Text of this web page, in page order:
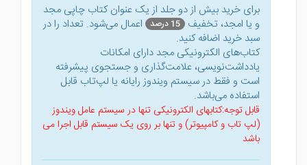
برای خرید بیش از دو جلد از یک عنوان کتاب‌ چاپی مجد
و یا امجد، تخفیف 15 درصد
اعمال می‌شود. تعداد را در
سبد خرید اضافه کنید.
کتاب‌های الکترونیکی مجد دارای امکانات
یادداشت‌نویسی، علامت‌گذاری و جستجوی پیشرفته
است و فقط در سیستم ویندوز رایانه یا لپ‌تاب قابل
استفاده می‌باشد.
قابل توجه:کتابهای الکترونیکی تنها در سیستم عامل ویندوز
(لپ تاب و کامپیوتر) و تنها بر روی یک سیستم قابل اجرا می
باشد